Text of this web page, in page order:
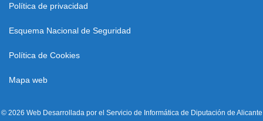
Política de privacidad
Esquema Nacional de Seguridad
Política de Cookies
Mapa web
© 2026 Web Desarrollada por el Servicio de Informática de Diputación de Alicante